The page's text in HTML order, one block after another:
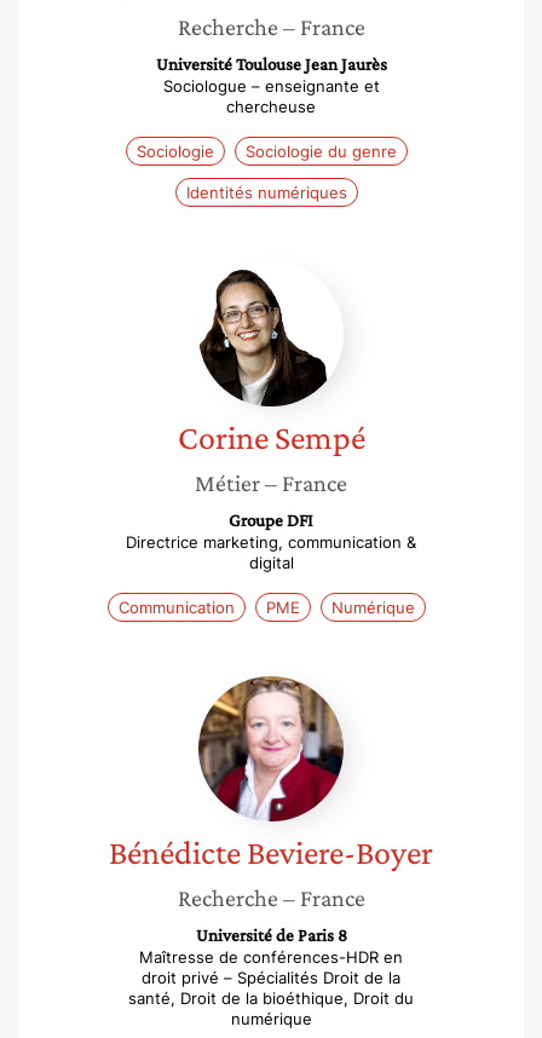
Recherche – France
Université Toulouse Jean Jaurès
Sociologue – enseignante et
chercheuse
Sociologie Sociologie du genre
Identités numériques
Sempé
Corine Sempé
Métier– France
Groupe DFI
Directrice marketing, communication &
digital
Communication PME Numérique
Bénédicte
Beviere-
Boyer
BénédicteBeviere-Boyer
Recherche – France
Université de Paris 8
Maîtresse de conférences-HDR en
droit privé – Spécialités Droit de la
santé, Droit de la bioéthique, Droit du
numérique